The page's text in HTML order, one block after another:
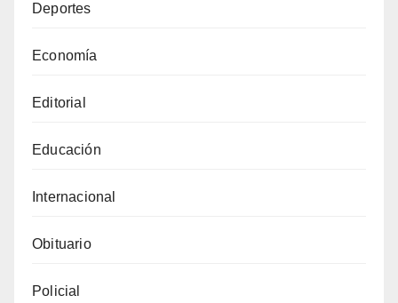
Deportes
Economía
Editorial
Educación
Internacional
Obituario
Policial